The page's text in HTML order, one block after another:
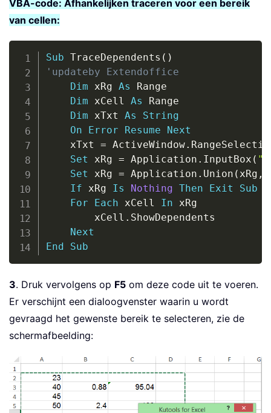
VBA-code: Afhankelijken traceren voor een bereik
van cellen:
Sub TraceDependents ( )
'updateby Extendoffice
Dim xRg As Range
Dim xCell As Range
Dim xTxt As
String
On
Error Resume
Next
    xTxt
= ActiveWindow.
Set xRg = Application . InputBox (
Set xRg = Application . Union ( xRg ,
If xRg Is Nothing Then Exit
Sub
For
Each xCell In xRg
        xCell
. ShowDependents
Next
End
Sub
3. Druk vervolgens op F5 om deze code uit te voeren.
Er verschijnt een dialoogvenster waarin u wordt
gevraagd het gewenste bereik te selecteren, zie de
schermafbeelding: